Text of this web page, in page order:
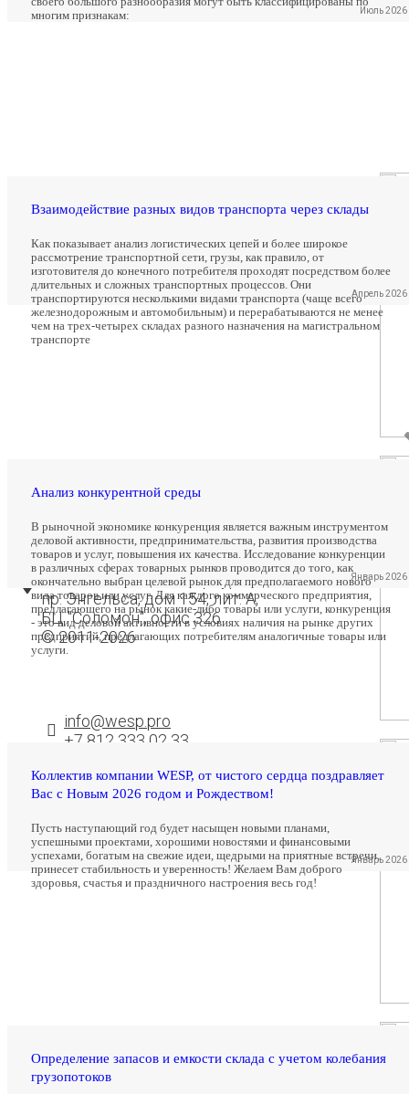
многим признакам:
Июль 2026
Взаимодействие разных видов транспорта через склады
Как показывает анализ логистических цепей и более широкое
рассмотрение транспортной сети, грузы, как правило, от
изготовителя до конечного потребителя проходят посредством более
длительных и сложных транспортных процессов. Они
транспортируются несколькими видами транспорта (чаще всего
железнодорожным и автомобильным) и перерабатываются не менее
чем на трех-четырех складах разного назначения на магистральном
транспорте
Апрель 2026
Анализ конкурентной среды
В рыночной экономике конкуренция является важным инструментом
деловой активности, предпринимательства, развития производства
товаров и услуг, повышения их качества. Исследование конкуренции
в различных сферах товарных рынков проводится до того, как
окончательно выбран целевой рынок для предполагаемого нового
вида товаров или услуг. Для каждого коммерческого предприятия,
предлагающего на рынок какие-либо товары или услуги, конкуренция
- это вид деловой активности в условиях наличия на рынке других
предприятий, предлагающих потребителям аналогичные товары или
услуги.
Январь 2026
Коллектив компании WESP, от чистого сердца поздравляет
Вас с Новым 2026 годом и Рождеством!
Пусть наступающий год будет насыщен новыми планами,
успешными проектами, хорошими новостями и финансовыми
успехами, богатым на свежие идеи, щедрыми на приятные встречи,
принесет стабильность и уверенность! Желаем Вам доброго
здоровья, счастья и праздничного настроения весь год!
Январь 2026
Определение запасов и емкости склада с учетом колебания
грузопотоков
TOP
194358, г. Санкт-Петербург
пр. Энгельса, дом 154, лит. А,
БЦ "Соломон", офис 326
© 2011-2026
info@wesp.pro
+7 812 333 02 33
ПН - ПТ: 9:00 - 18:00